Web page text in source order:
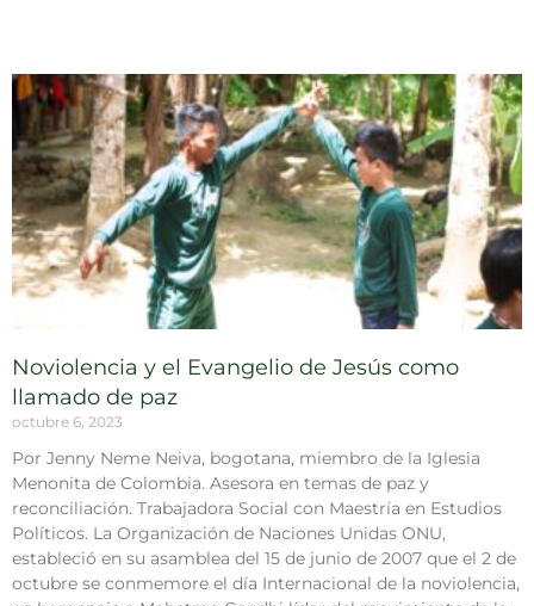
Noviolencia y el Evangelio de Jesús como
llamado de paz
octubre 6, 2023
Por Jenny Neme Neiva, bogotana, miembro de la Iglesia
Menonita de Colombia. Asesora en temas de paz y
reconciliación. Trabajadora Social con Maestría en Estudios
Políticos. La Organización de Naciones Unidas ONU,
estableció en su asamblea del 15 de junio de 2007 que el 2 de
octubre se conmemore el día Internacional de la noviolencia,